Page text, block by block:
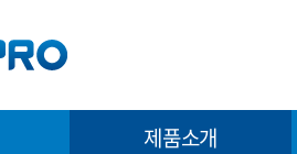
제품소개